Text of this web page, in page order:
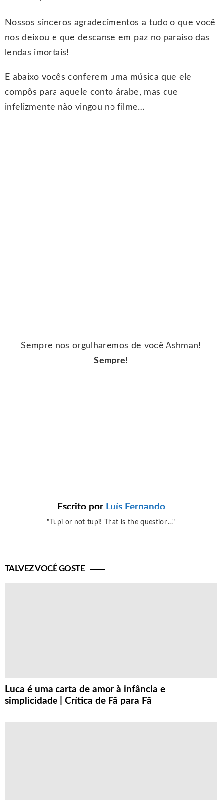
Nossos sinceros agradecimentos a tudo o que você
nos deixou e que descanse em paz no paraíso das
lendas imortais!
E abaixo vocês conferem uma música que ele
compôs para aquele conto árabe, mas que
infelizmente não vingou no filme…
Sempre nos orgulharemos de você Ashman!
Sempre!
Escrito por Luís Fernando
"Tupi or not tupi! That is the question..."
TALVEZ VOCÊ GOSTE
Luca é uma carta de amor à infância e
simplicidade | Crítica de Fã para Fã